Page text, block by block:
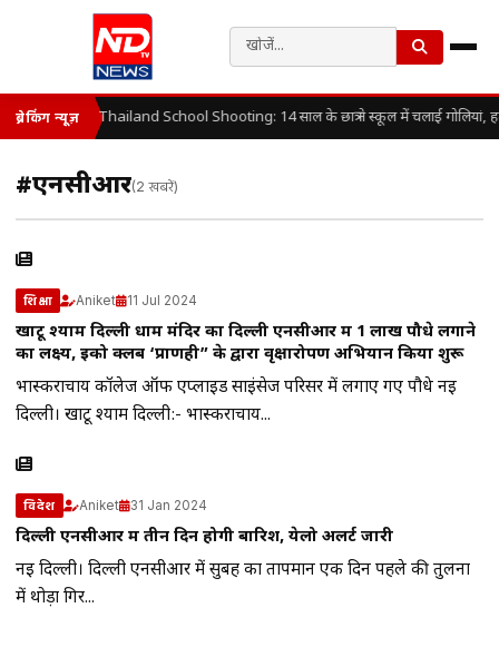
ब्रेकिंग न्यूज़ Thailand School Shooting: 14 साल के छात्र ने स्कूल में चलाई गोलियां,
#एनसीआर(2 खबरें)
शिक्षा Aniket 11 Jul 2024
खाटू श्याम दिल्ली धाम मंदिर का दिल्ली एनसीआर में 1 लाख पौधे लगाने
का लक्ष्य, इको क्लब ‘प्राणही” के द्वारा वृक्षारोपण अभियान किया शुरू
भास्कराचार्य कॉलेज ऑफ एप्लाइड साइंसेज परिसर में लगाए गए पौधे नई
दिल्ली। खाटू श्याम दिल्ली:- भास्कराचार्य...
विदेश Aniket 31 Jan 2024
दिल्ली एनसीआर में तीन दिन होगी बारिश, येलो अलर्ट जारी
नई दिल्ली। दिल्ली एनसीआर में सुबह का तापमान एक दिन पहले की तुलना
में थोड़ा गिर...